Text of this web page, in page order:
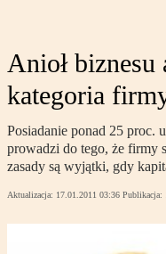
Anioł
kategoria
Posiadanie ponad 25 proc.
prowadzi do tego, że firmy
zasady są wyjątki, gdy
Aktualizacja: 17.01.2011 03:36 Publikacja: